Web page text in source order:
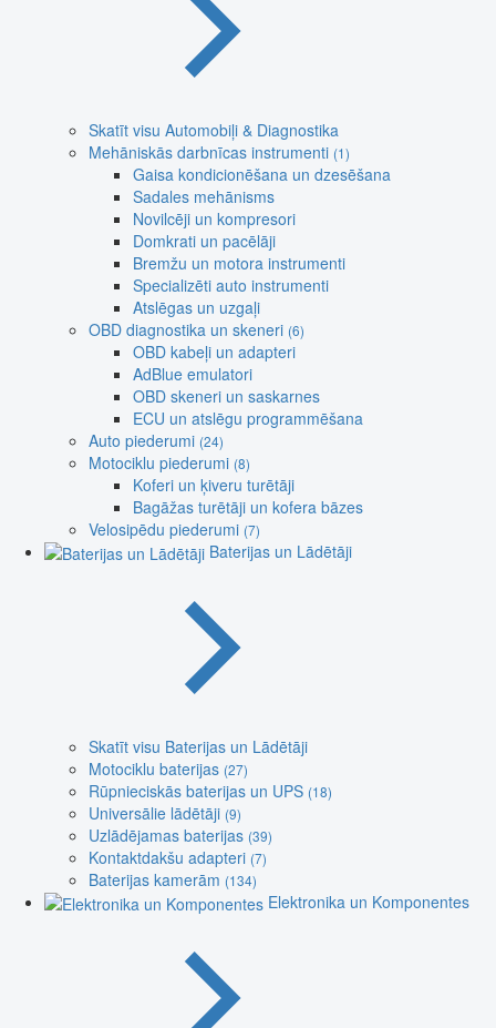
Skatīt visu Automobiļi & Diagnostika
Mehāniskās darbnīcas instrumenti (1)
Gaisa kondicionēšana un dzesēšana
Sadales mehānisms
Novilcēji un kompresori
Domkrati un pacēlāji
Bremžu un motora instrumenti
Specializēti auto instrumenti
Atslēgas un uzgaļi
OBD diagnostika un skeneri (6)
OBD kabeļi un adapteri
AdBlue emulatori
OBD skeneri un saskarnes
ECU un atslēgu programmēšana
Auto piederumi (24)
Motociklu piederumi (8)
Koferi un ķiveru turētāji
Bagāžas turētāji un kofera bāzes
Velosipēdu piederumi (7)
Baterijas un Lādētāji
Skatīt visu Baterijas un Lādētāji
Motociklu baterijas (27)
Rūpnieciskās baterijas un UPS (18)
Universālie lādētāji (9)
Uzlādējamas baterijas (39)
Kontaktdakšu adapteri (7)
Baterijas kamerām (134)
Elektronika un Komponentes